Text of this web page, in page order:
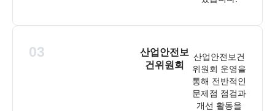
03
산업안전보
건위원회
산업안전보건
위원회 운영을
통해 전반적인
문제점 점검과
개선 활동을